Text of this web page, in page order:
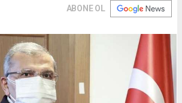
ABONE OL